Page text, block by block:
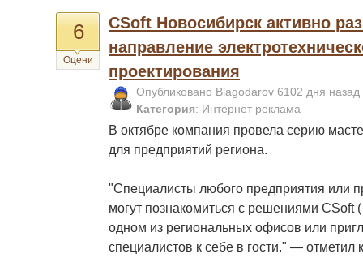
6
Оцени
CSoft Новосибирск активно
направление
проектирования
Опубликовано Blagodarov 6102 дня назад
Категория: Интернет реклама
В октябре компания провела серию
для предприятий региона.
"Специалисты любого предприятия или
могут познакомиться с решениями CSoft
одном из региональных офисов или
специалистов к себе в гости." — отметил